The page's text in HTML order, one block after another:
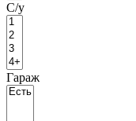
С/у
Гараж